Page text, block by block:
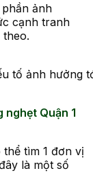
ảnh
cạnh tranh
tố ảnh hưởng
Quận 1
tìm 1 đơn vị
là một số